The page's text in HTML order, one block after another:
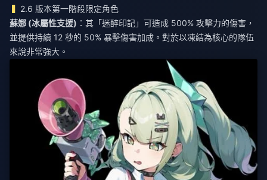
2.6 版本第一階段限定角色
蘇娜 (冰屬性支援) ：其「迷醉印記」可造成 500% 攻擊力的傷害，
並提供持續 12 秒的 50% 暴擊傷害加成。對於以凍結為核心的隊伍
來說非常強大。